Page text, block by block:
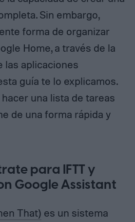
Sin embargo,
forma de organizar
Home, a través de la
las aplicaciones
guía te lo explicamos.
una lista de tareas
de una forma rápida y
para IFTT y
Google Assistant
That) es un sistema